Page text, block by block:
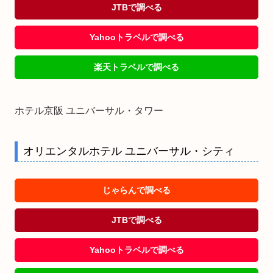
JTBで調べる
Yahooトラベルで調べる
楽天トラベルで調べる
ホテル京阪 ユニバーサル・タワー
オリエンタルホテル ユニバーサル・シティ
じゃらんで調べる
JTBで調べる
Yahooトラベルで調べる